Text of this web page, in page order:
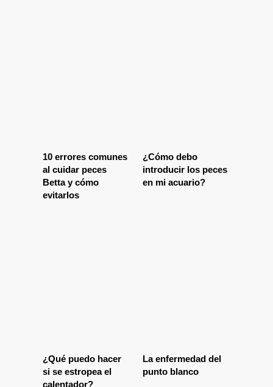
10 errores comunes
al cuidar peces
Betta y cómo
evitarlos
¿Cómo debo
introducir los peces
en mi acuario?
¿Qué puedo hacer
si se estropea el
calentador?
La enfermedad del
punto blanco